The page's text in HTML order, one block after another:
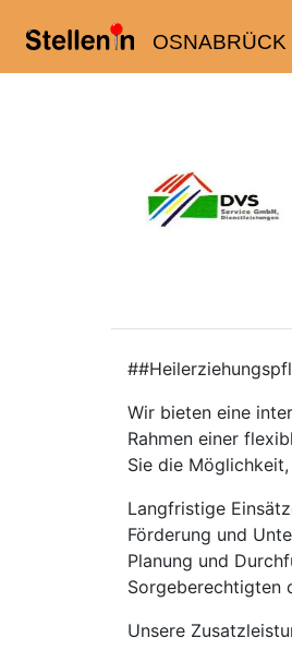
OSNABRÜCK
Wir bieten eine
Rahmen einer
Sie die
Langfristige
Förderung und
Planung und
Sorgeberechtigten
Unsere